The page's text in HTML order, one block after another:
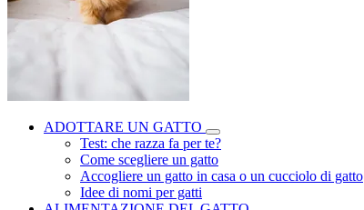
ADOTTARE UN GATTO
Test: che razza fa per te?
Come scegliere un gatto
Accogliere un gatto in casa o un cucciolo di gatto
Idee di nomi per gatti